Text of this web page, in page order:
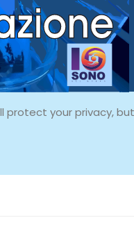
your privacy,